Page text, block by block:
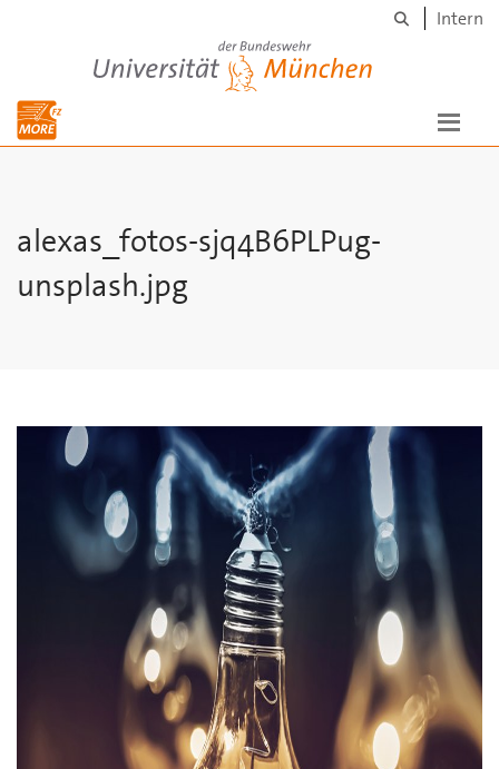
Universität der Bundeswehr München
Intern
alexas_fotos-sjq4B6PLPug-
unsplash.jpg